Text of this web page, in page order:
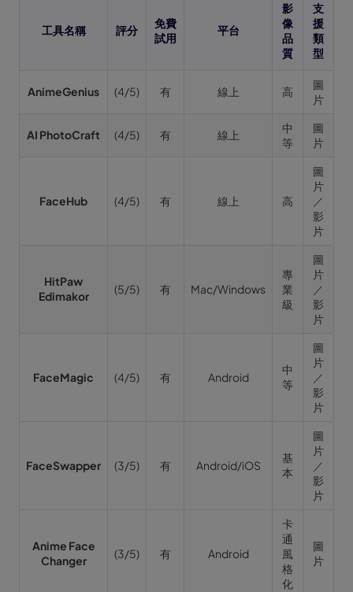
工具名稱 評分
免費
試用
平台
影
像
品
質
支
援
類
型
AnimeGenius (4/5) 有 線上 高
圖
片
AI PhotoCraft (4/5) 有 線上
中
等
圖
片
FaceHub (4/5) 有 線上 高
圖
片
／
影
片
HitPaw
Edimakor
(5/5) 有 Mac/Windows
專
業
級
圖
片
／
影
片
FaceMagic (4/5) 有 Android
中
等
圖
片
／
影
片
FaceSwapper (3/5) 有 Android/iOS
基
本
圖
片
／
影
片
Anime Face
Changer
(3/5) 有 Android
卡
通
風
格
化
圖
片